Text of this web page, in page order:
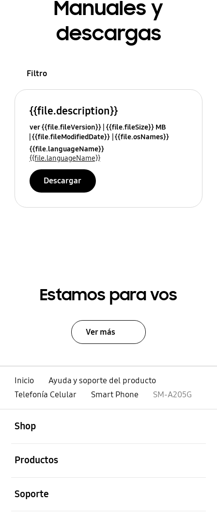
Manuales y
descargas
Filtro
{{file.description}}
ver {{file.fileVersion}} {{file.fileSize}} MB
{{file.fileModifiedDate}} {{file.osNames}}
{{file.languageName}}
{{file.languageName}}
Descargar
Estamos para vos
Ver más
Inicio
Ayuda y soporte del producto
Telefonía Celular
Smart Phone SM-A205G
Shop
Productos
Soporte